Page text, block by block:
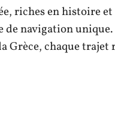
riches en histoire
navigation unique.
Grèce, chaque trajet